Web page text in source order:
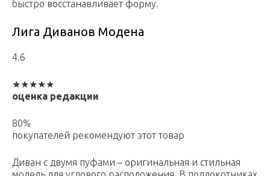
быстро восстанавливает форму.
Лига Диванов Модена
4.6
★★★★★
оценка редакции
80%
покупателей рекомендуют этот товар
Диван с двумя пуфами – оригинальная и стильная